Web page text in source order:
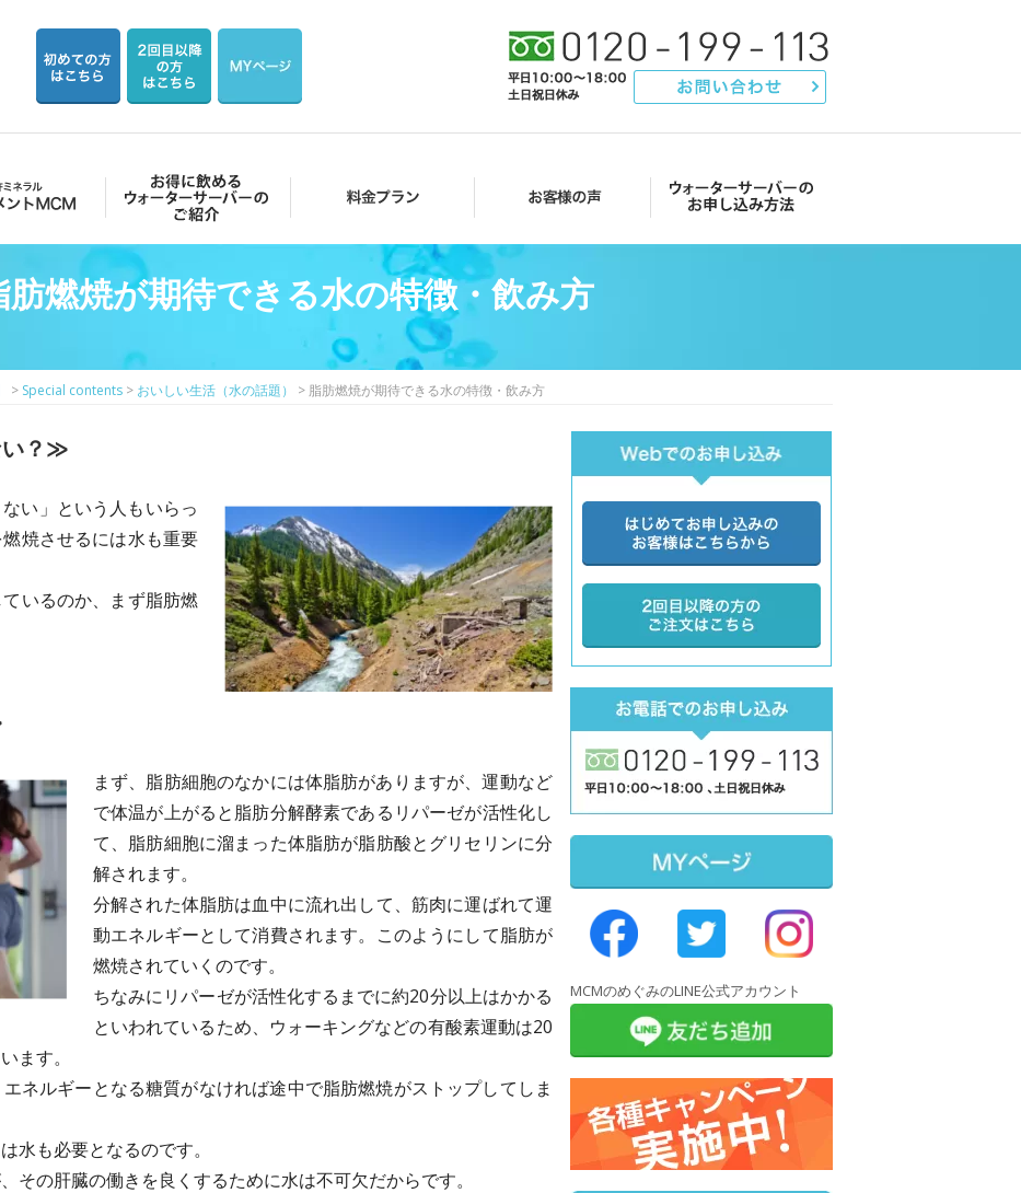
お得に飲めるウォーターサーバーのご紹介 お客様の声
肪燃焼が期待できる水の特徴・飲み方
> Special contents > おいしい生活（水の話題） > 脂肪燃焼が期待できる水の特徴・飲み方
い？≫
い」という人もいらっ
焼させるには水も重要
いるのか、まず脂肪燃
まず、脂肪細胞のなかには体脂肪がありますが、運動など
で体温が上がると脂肪分解酵素であるリパーゼが活性化し
て、脂肪細胞に溜まった体脂肪が脂肪酸とグリセリンに分
解されます。
分解された体脂肪は血中に流れ出して、筋肉に運ばれて運
動エネルギーとして消費されます。このようにして脂肪が
燃焼されていくのです。
ちなみにリパーゼが活性化するまでに約20分以上はかかる
といわれているため、ウォーキングなどの有酸素運動は20
ます。
ネルギーとなる糖質がなければ途中で脂肪燃焼がストップしてしま
水も必要となるのです。
その肝臓の働きを良くするために水は不可欠だからです。
Main
Sidebar
MCMのめぐみのLINE公式アカウント